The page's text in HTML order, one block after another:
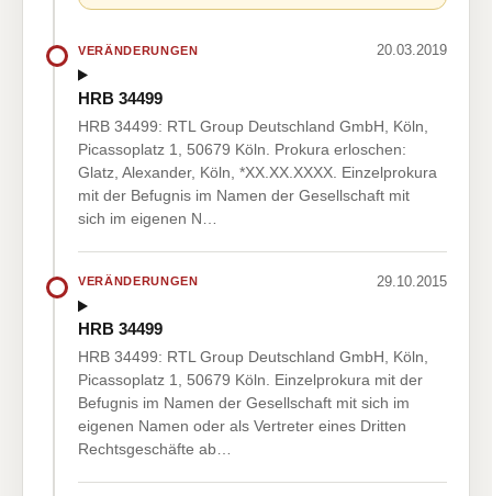
VERÄNDERUNGEN 20.03.2019
HRB 34499
HRB 34499: RTL Group Deutschland GmbH, Köln,
Picassoplatz 1, 50679 Köln. Prokura erloschen:
Glatz, Alexander, Köln, *XX.XX.XXXX. Einzelprokura
mit der Befugnis im Namen der Gesellschaft mit
sich im eigenen N…
VERÄNDERUNGEN 29.10.2015
HRB 34499
HRB 34499: RTL Group Deutschland GmbH, Köln,
Picassoplatz 1, 50679 Köln. Einzelprokura mit der
Befugnis im Namen der Gesellschaft mit sich im
eigenen Namen oder als Vertreter eines Dritten
Rechtsgeschäfte ab…